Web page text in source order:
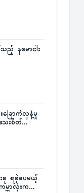
နမောငါး
ြောက်လှန့်မှု
းစိတ်
ခု ရခဲ့ပေမယ့်
ဘာလုံးက